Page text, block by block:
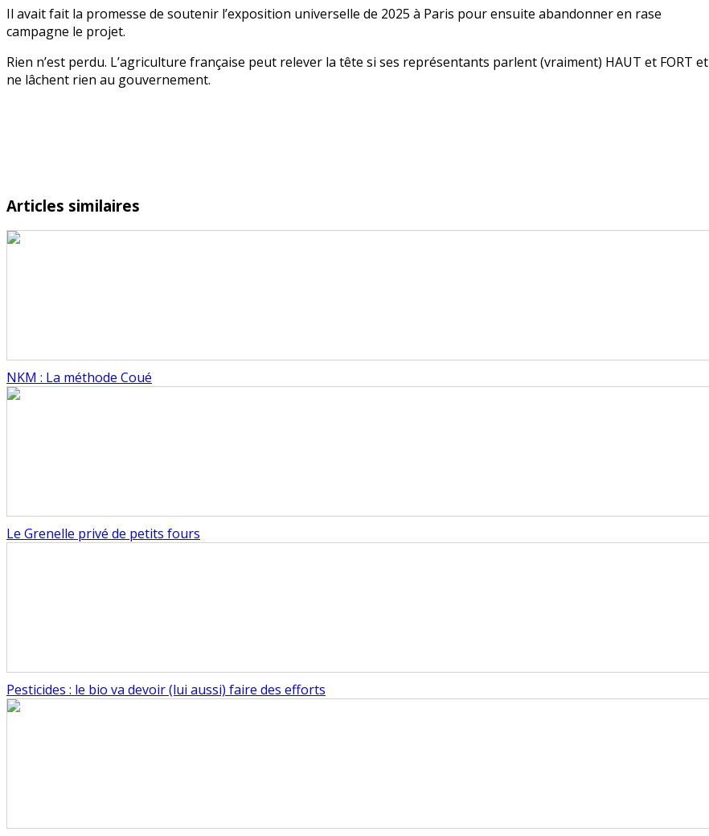
Il avait fait la promesse de soutenir l’exposition universelle de 2025 à Paris pour ensuite abandonner en rase
campagne le projet.
Rien n’est perdu. L’agriculture française peut relever la tête si ses représentants parlent (vraiment) HAUT et FORT et
ne lâchent rien au gouvernement.
Articles similaires
NKM : La méthode Coué
Le Grenelle privé de petits fours
Pesticides : le bio va devoir (lui aussi) faire des efforts